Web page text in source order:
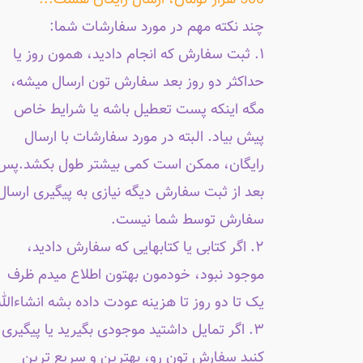
چند نکته مهم در مورد سفارشات شما:
۱. ثبت سفارش که انجام دادید، همون روز یا
حداکثر دو روز بعد سفارش تون ارسال میشه،
مگه اینکه پست تعطیل باشه یا شرایط خاص
پیش بیاد. البته در مورد سفارشات با ارسال
رایگان، ممکن است کمی بیشتر طول
بعد از ثبت سفارش دیگه نیازی به پیگیری
سفارش توسط شما نیست.
۲. اگر کتابی یا کتابهایی که سفارش دادید،
موجود نبود، خودمون بهتون اطلاع میدم ظرف
یک تا دو روز تا هزینه عودت داده بشه
۳. اگر تمایل داشتید موجودی بگیرید یا پیگیری